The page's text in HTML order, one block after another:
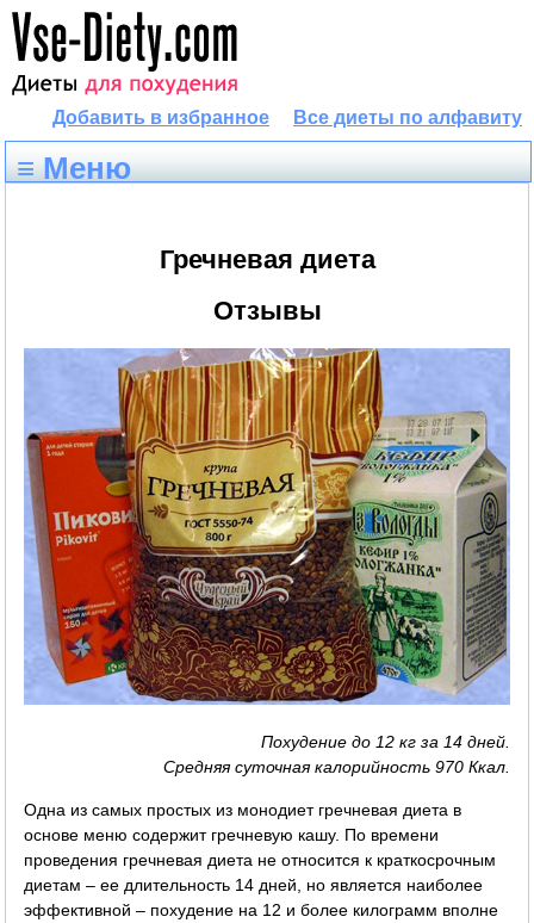
Все диеты по алфавиту
Добавить в избранное
≡ Меню
Гречневая диета
Отзывы
Похудение до 12 кг за 14 дней.
Средняя суточная калорийность 970 Ккал.
Одна из самых простых из монодиет гречневая диета в
основе меню содержит гречневую кашу. По времени
проведения гречневая диета не относится к краткосрочным
диетам – ее длительность 14 дней, но является наиболее
эффективной – похудение на 12 и более килограмм вполне